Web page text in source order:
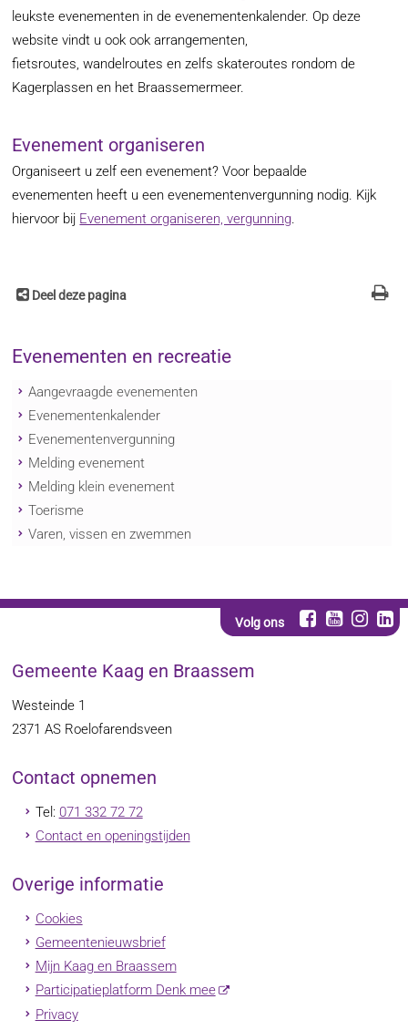
leukste evenementen in de evenementenkalender. Op deze
website vindt u ook ook arrangementen,
fietsroutes, wandelroutes en zelfs skateroutes rondom de
Kagerplassen en het Braassemermeer.
Evenement organiseren
Organiseert u zelf een evenement? Voor bepaalde
evenementen heeft u een evenementenvergunning nodig. Kijk
hiervoor bij Evenement organiseren, vergunning.
Deel deze pagina
Evenementen en recreatie
Aangevraagde evenementen
Evenementenkalender
Evenementenvergunning
Melding evenement
Melding klein evenement
Toerisme
Varen, vissen en zwemmen
Volg ons
Gemeente Kaag en Braassem
Westeinde 1
2371 AS Roelofarendsveen
Contact opnemen
Tel: 071 332 72 72
Contact en openingstijden
Overige informatie
Cookies
Gemeentenieuwsbrief
Mijn Kaag en Braassem
Participatieplatform Denk mee
Privacy